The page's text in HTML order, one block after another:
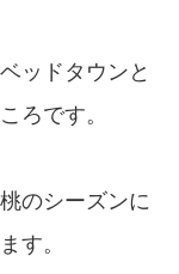
ッドタウンと
ろです。
のシーズンに
す。